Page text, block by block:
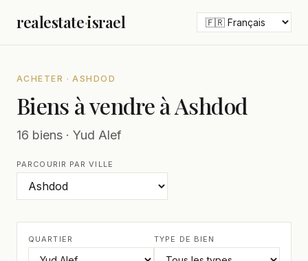
realestate·israel
ACHETER · ASHDOD
Biens à vendre à Ashdod
16 biens · Yud Alef
PARCOURIR PAR VILLE
QUARTIER TYPE DE BIEN